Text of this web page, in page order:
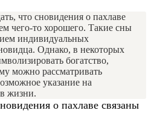
что сновидения о пахлаве
чего-то хорошего. Такие сны
индивидуальных
Однако, в некоторых
богатство,
можно рассматривать
указание на
жизни.
о пахлаве связаны